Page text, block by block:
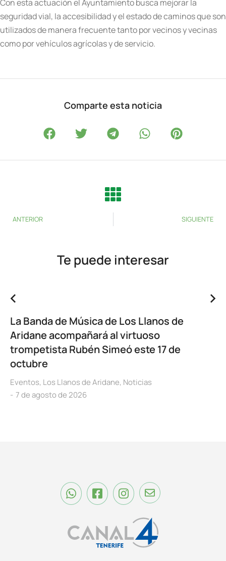
Con esta actuación el Ayuntamiento busca mejorar la
seguridad vial, la accesibilidad y el estado de caminos que son
utilizados de manera frecuente tanto por vecinos y vecinas
como por vehículos agrícolas y de servicio.
Comparte esta noticia
ANTERIOR SIGUIENTE
Te puede interesar
La Banda de Música de Los Llanos de
Aridane acompañará al virtuoso
trompetista Rubén Simeó este 17 de
octubre
Eventos, Los Llanos de Aridane, Noticias
7 de agosto de 2026